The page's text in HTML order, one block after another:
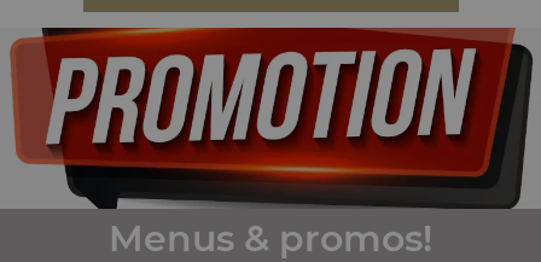
Menus & promos!